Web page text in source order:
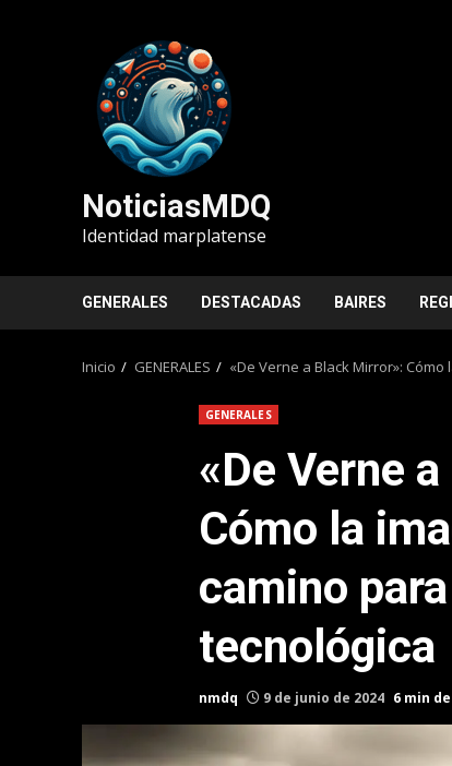
NoticiasMDQ
Identidad marplatense
GENERALES DESTACADAS BAIRES
Inicio GENERALES «De Verne a Black Mirror»:
GENERALES
«De Verne
Cómo la
camino
tecnológica
nmdq 9 de junio de 2024 6 min